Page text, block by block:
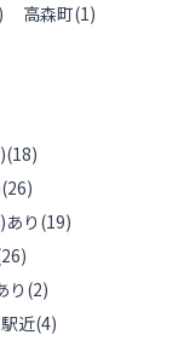
) 高森町(1)
(18)
(26)
り (19)
26)
り (2)
駅近(4)